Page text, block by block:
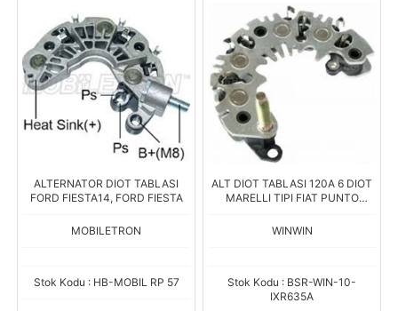
ALTERNATOR DIOT TABLASI
FORD FIESTA14, FORD FIESTA
MOBILETRON
Stok Kodu : HB-MOBIL RP 57
ALT DIOT TABLASI 120A 6 DIOT
MARELLI TIPI FIAT PUNTO
WINWIN
Stok Kodu : BSR-WIN-10-
IXR635A